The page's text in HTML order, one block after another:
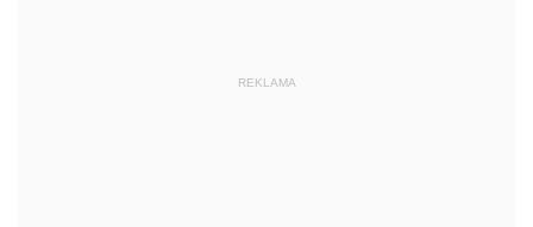
REKLAMA